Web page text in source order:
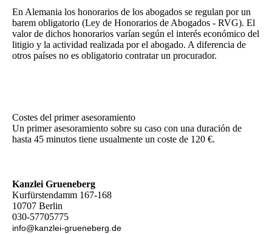
En Alemania los honorarios de los abogados se regulan por un
barem obligatorio (Ley de Honorarios de Abogados - RVG). El
valor de dichos honorarios varían según el interés económico del
litigio y la actividad realizada por el abogado. A diferencia de
otros países no es obligatorio contratar un procurador.
Costes del primer asesoramiento
Un primer asesoramiento sobre su caso con una duración de
hasta 45 minutos tiene usualmente un coste de 120 €.
Kanzlei Grueneberg
Kurfürstendamm 167-168
10707 Berlin
030-57705775
info@kanzlei-grueneberg.de